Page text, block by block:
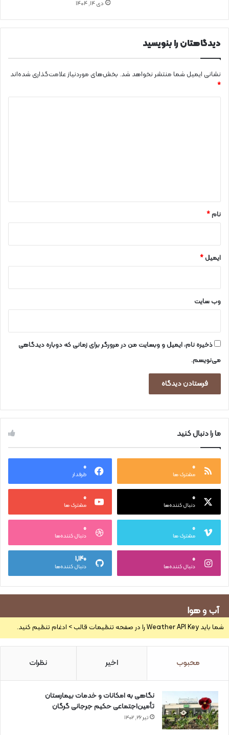
دی ۱۴, ۱۴۰۴
دیدگاهتان را بنویسید
نشانی ایمیل شما منتشر نخواهد شد. بخش‌های موردنیاز علامت‌گذاری شده‌اند
*
نام*
ایمیل*
وب‌ سایت
ذخیره نام، ایمیل و وبسایت من در مرورگر برای زمانی که دوباره دیدگاهی
می‌نویسم.
ما را دنبال کنید
۰
مشترک ها
۰
طرفدار
۰
دنبال کننده‌ها
۰
مشترک ها
۰
مشترک ها
۰
دنبال کننده‌ها
۰
دنبال کننده‌ها
۱,۱۴۰
دنبال کننده‌ها
آب و هوا
شما باید Weather API Key را در صفحه تنظیمات قالب > ادغام تنظیم کنید.
محبوب اخیر نظرات
نگاهی به امکانات و خدمات بیمارستان
تأمین‌اجتماعی حکیم جرجانی گرگان
تیر ۲۶, ۱۴۰۲